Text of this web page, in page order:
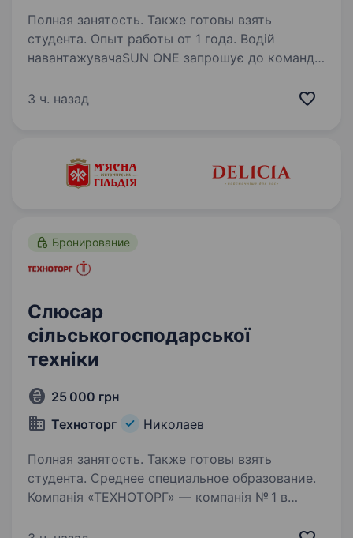
Полная занятость. Также готовы взять
студента. Опыт работы от 1 года. Водій
навантажувачаSUN ONE запрошує до команди
посвідчення водія навантажувача та хочете
3 ч. назад
Бронирование
Слюсар
сільськогосподарської
техніки
25 000 грн
Техноторг
Николаев
Полная занятость. Также готовы взять
студента. Среднее специальное образование.
Компанія «ТЕХНОТОРГ» — компанія № 1 в
для агробізнесу, яка представляє більше 100